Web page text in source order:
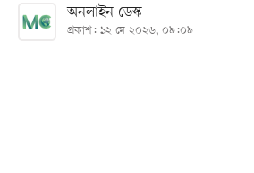
বিভাগ
অনলাইন ডেস্ক
প্রকাশ: ১২ মে ২০২৬, ০৯:০৯